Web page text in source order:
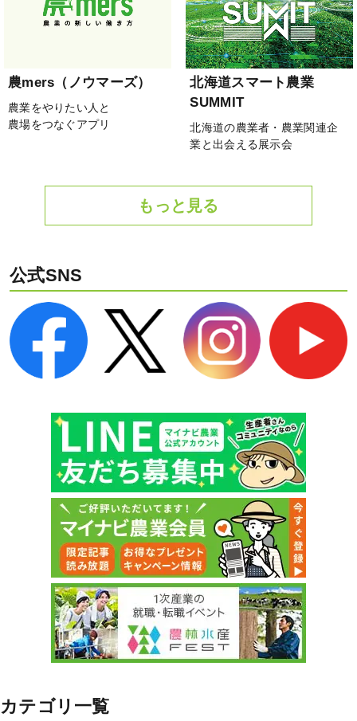
農mers（ノウマーズ）
農業をやりたい人と
農場をつなぐアプリ
北海道スマート農業
SUMMIT
北海道の農業者・農業関連企
業と出会える展示会
もっと見る
公式SNS
カテゴリ一覧